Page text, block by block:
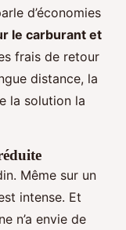
d’économies
le carburant et
frais de retour
distance, la
la solution la
Même sur un
intense. Et
n’a envie de